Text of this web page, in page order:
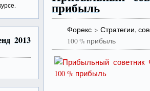
2013
прибыль
Форекс > Стратегии,
100 % прибыль